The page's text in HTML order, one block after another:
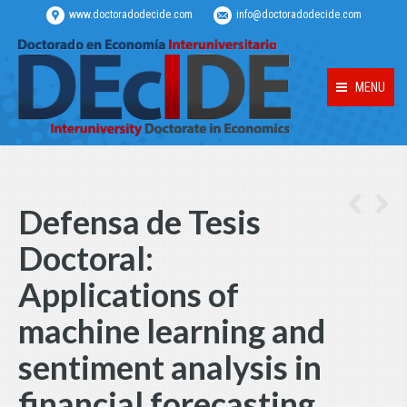
www.doctoradodecide.com info@doctoradodecide.com
MENU
Defensa de Tesis
Doctoral:
Applications of
machine learning and
sentiment analysis in